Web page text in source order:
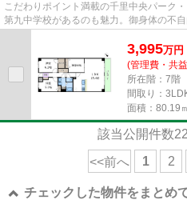
こだわりポイント満載の千里中央パーク
第九中学校があるのも魅力。御身体の不
3,995万円
(管理費・共
所在階：7階
間取り：
面積：80.19
該当公開件数22
<<前へ 1 2
チェックした物件をまとめ